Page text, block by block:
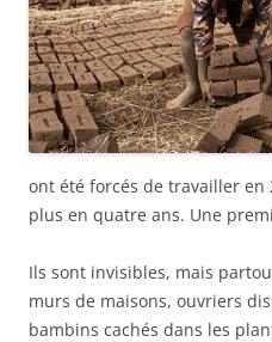
ont été forcés de travailler en
plus en quatre ans. Une
Ils sont invisibles, mais
murs de maisons, ouvriers
bambins cachés dans les